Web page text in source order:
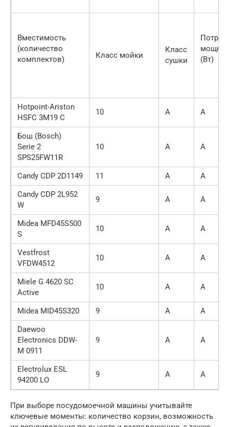
Вместимость
(количество
комплектов)
Класс мойки
Класс
сушки
(Вт)
Hotpoint-Ariston
HSFC 3M19 C
10 А А
Бош (Bosch)
Serie 2
SPS25FW11R
10 А А
Candy CDP 2D1149 11 А
А
Candy CDP 2L952
W
9 А А
Midea MFD45S500
S
10 А А
Vestfrost
VFDW4512
10 А А
Miele G 4620 SC
Active
10 А А
Midea MID45S320 9 А
А
Daewoo
Electronics DDW-
M 0911
9 А А
Electrolux ESL
94200 LO
9 А А
При выборе посудомоечной машины учитывайте
ключевые моменты: количество корзин, возможность